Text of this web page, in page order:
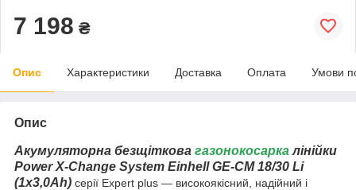
7 198 ₴
Опис Характеристики Доставка Оплата Умови
Опис
Акумуляторна безщіткова газонокосаркалінійки
Power X-Change System Einhell GE-CM 18/30 Li
(1x3,0Ah) серії Expert plus — високоякісний, надійний і